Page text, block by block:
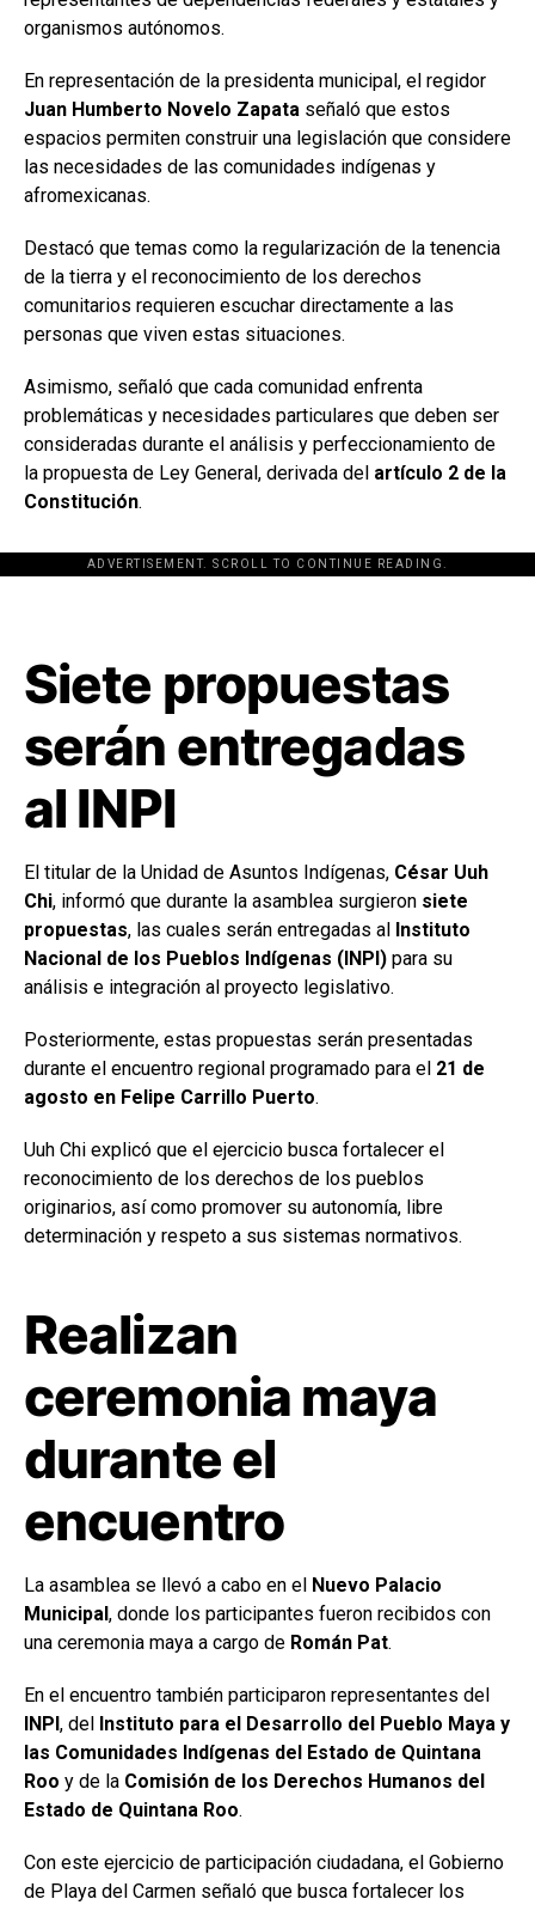
organismos autónomos.
En representación de la presidenta municipal, el regidor
Juan Humberto Novelo Zapata señaló que estos
espacios permiten construir una legislación que considere
las necesidades de las comunidades indígenas y
afromexicanas.
Destacó que temas como la regularización de la tenencia
de la tierra y el reconocimiento de los derechos
comunitarios requieren escuchar directamente a las
personas que viven estas situaciones.
Asimismo, señaló que cada comunidad enfrenta
problemáticas y necesidades particulares que deben ser
consideradas durante el análisis y perfeccionamiento de
la propuesta de Ley General, derivada del artículo 2 de la
Constitución.
ADVERTISEMENT. SCROLL TO CONTINUE READING.
[adsforwp id="243463"]
Siete propuestas
serán entregadas
al INPI
El titular de la Unidad de Asuntos Indígenas, César Uuh
Chi, informó que durante la asamblea surgieron siete
propuestas, las cuales serán entregadas al
Instituto
Nacional de los Pueblos Indígenas (INPI) para su
análisis e integración al proyecto legislativo.
Posteriormente, estas propuestas serán presentadas
durante el encuentro regional programado para el 21 de
agosto en Felipe Carrillo Puerto.
Uuh Chi explicó que el ejercicio busca fortalecer el
reconocimiento de los derechos de los pueblos
originarios, así como promover su autonomía, libre
determinación y respeto a sus sistemas normativos.
Realizan
ceremonia maya
durante el
encuentro
La asamblea se llevó a cabo en el Nuevo Palacio
Municipal , donde los participantes fueron recibidos con
una ceremonia maya a cargo de Román Pat.
En el encuentro también participaron representantes del
INPI , del
Instituto para el Desarrollo del Pueblo Maya y
las Comunidades Indígenas del Estado de Quintana
Roo y de la Comisión de los Derechos Humanos del
Estado de Quintana Roo.
Con este ejercicio de participación ciudadana, el Gobierno
de Playa del Carmen señaló que busca fortalecer los